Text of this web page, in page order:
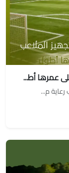
عمرها أط...
رعاية م...